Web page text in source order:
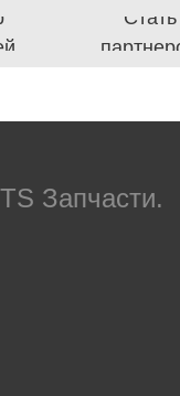
Стать
Запчасти.